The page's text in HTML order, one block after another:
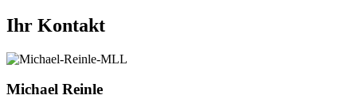
Ihr Kontakt
Michael Reinle